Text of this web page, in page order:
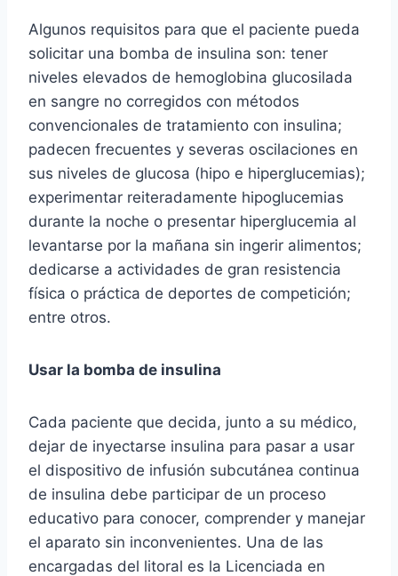
Algunos requisitos para que el paciente pueda
solicitar una bomba de insulina son: tener
niveles elevados de hemoglobina glucosilada
en sangre no corregidos con métodos
convencionales de tratamiento con insulina;
padecen frecuentes y severas oscilaciones en
sus niveles de glucosa (hipo e hiperglucemias);
experimentar reiteradamente hipoglucemias
durante la noche o presentar hiperglucemia al
levantarse por la mañana sin ingerir alimentos;
dedicarse a actividades de gran resistencia
física o práctica de deportes de competición;
entre otros.
Usar la bomba de insulina
Cada paciente que decida, junto a su médico,
dejar de inyectarse insulina para pasar a usar
el dispositivo de infusión subcutánea continua
de insulina debe participar de un proceso
educativo para conocer, comprender y manejar
el aparato sin inconvenientes. Una de las
encargadas del litoral es la Licenciada en